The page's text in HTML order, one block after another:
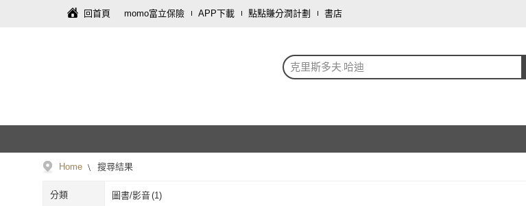
回首頁 momo富立保險 APP下載 點點賺分潤計劃 書店
克里斯多夫.哈迪
Home 搜尋結果
分類 圖書/影音(1)